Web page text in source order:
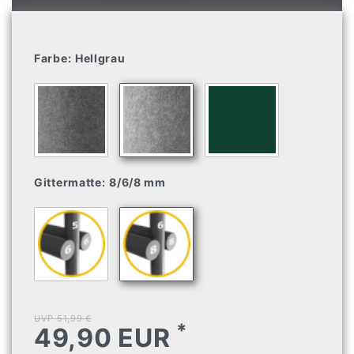
Farbe: Hellgrau
Gittermatte: 8/6/8 mm
UVP 51,99 €
49,90 EUR *